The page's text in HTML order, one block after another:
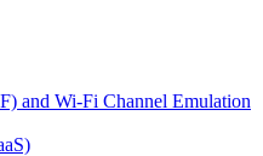
and Wi-Fi Channel Emulation